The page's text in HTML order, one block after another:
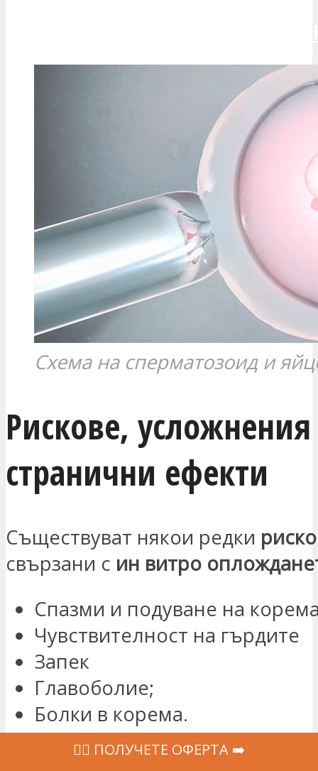
Схема на сперматозоид и
Рискове,
странични ефекти
Съществуват някои редки
свързани с ин витро
Спазми и подуване на
Чувствителност на гърдите
Запек
Главоболие;
Болки в корема.
Ето защо трябва дасе доверите
‍👩‍⚕ ПОЛУЧЕТЕ ОФЕРТА ➡️